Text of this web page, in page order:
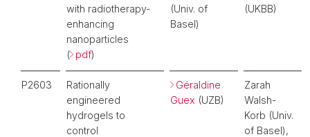
with radiotherapy-
enhancing
nanoparticles
( pdf)
(Univ. of
Basel)
(UKBB)
P2603
Rationally
engineered
hydrogels to
control
Géraldine
Guex (UZB)
Zarah
Walsh-
Korb (Univ.
of Basel),